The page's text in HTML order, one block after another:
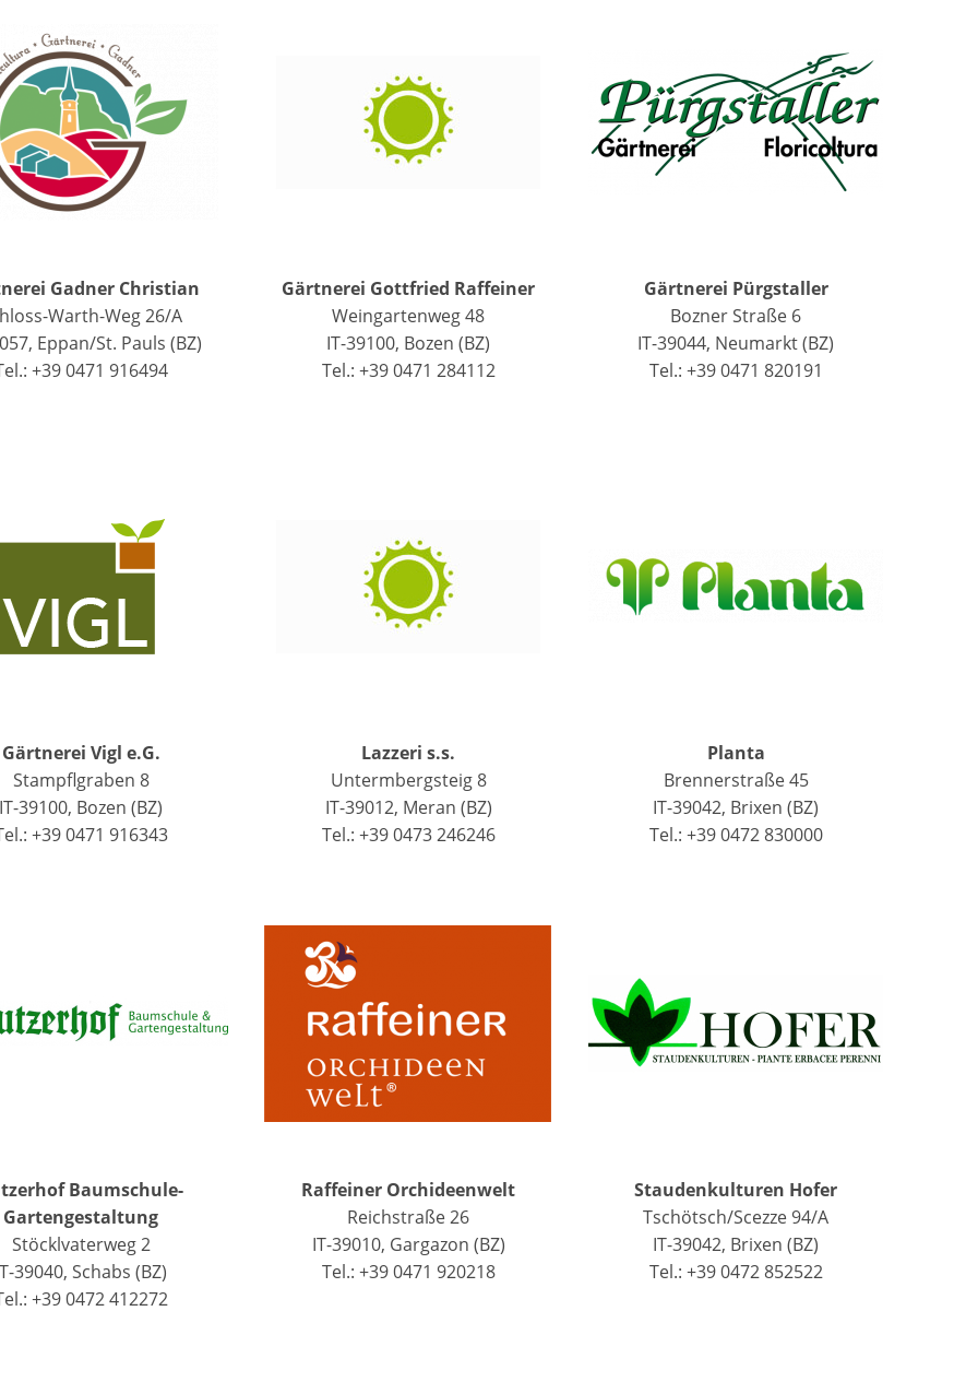
Gadner Christian
Warth-Weg 26/A
Eppan/St. Pauls (BZ)
+39 0471 916494
Gärtnerei Gottfried Raffeiner
Weingartenweg 48
IT-39100, Bozen (BZ)
Tel.: +39 0471 284112
Gärtnerei Pürgstaller
Bozner Straße 6
IT-39044, Neumarkt (BZ)
Tel.: +39 0471 820191
Gärtnerei Vigl e.G.
Stampflgraben 8
IT-39100, Bozen (BZ)
+39 0471 916343
Lazzeri s.s.
Untermbergsteig 8
IT-39012, Meran (BZ)
Tel.: +39 0473 246246
Planta
Brennerstraße 45
IT-39042, Brixen (BZ)
Tel.: +39 0472 830000
Baumschule-
Gartengestaltung
Stöcklvaterweg 2
39040, Schabs (BZ)
+39 0472 412272
Raffeiner Orchideenwelt
Reichstraße 26
IT-39010, Gargazon (BZ)
Tel.: +39 0471 920218
Staudenkulturen Hofer
Tschötsch/Scezze 94/A
IT-39042, Brixen (BZ)
Tel.: +39 0472 852522